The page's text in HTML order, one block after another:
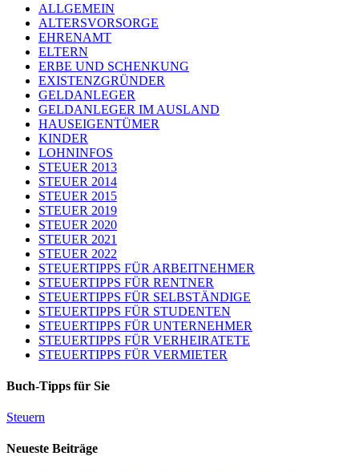
ALLGEMEIN
ALTERSVORSORGE
EHRENAMT
ELTERN
ERBE UND SCHENKUNG
EXISTENZGRÜNDER
GELDANLEGER
GELDANLEGER IM AUSLAND
HAUSEIGENTÜMER
KINDER
LOHNINFOS
STEUER 2013
STEUER 2014
STEUER 2015
STEUER 2019
STEUER 2020
STEUER 2021
STEUER 2022
STEUERTIPPS FÜR ARBEITNEHMER
STEUERTIPPS FÜR RENTNER
STEUERTIPPS FÜR SELBSTÄNDIGE
STEUERTIPPS FÜR STUDENTEN
STEUERTIPPS FÜR UNTERNEHMER
STEUERTIPPS FÜR VERHEIRATETE
STEUERTIPPS FÜR VERMIETER
Buch-Tipps für Sie
Steuern
Neueste Beiträge